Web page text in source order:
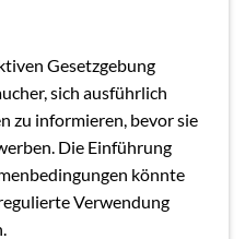
Gesetzgebung
sich ausführlich
zu informieren, bevor sie
Die Einführung
könnte
Verwendung